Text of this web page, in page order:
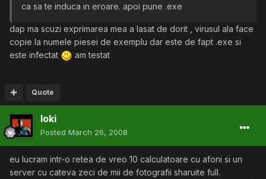
ca sa te induca in eroare. apoi pune .exe
dap ma scuzi exprimarea mea a lasat de dorit , virusul ala face
copie la numele piesei de exemplu dar este de fapt .exe si
este infectat
am testat
Quote
loki
Posted March 26, 2008
eu lucram intr-o retea de vreo 10 calculatoare cu afoni si un
server cu cateva zeci de mii de fotografii sharuite full.